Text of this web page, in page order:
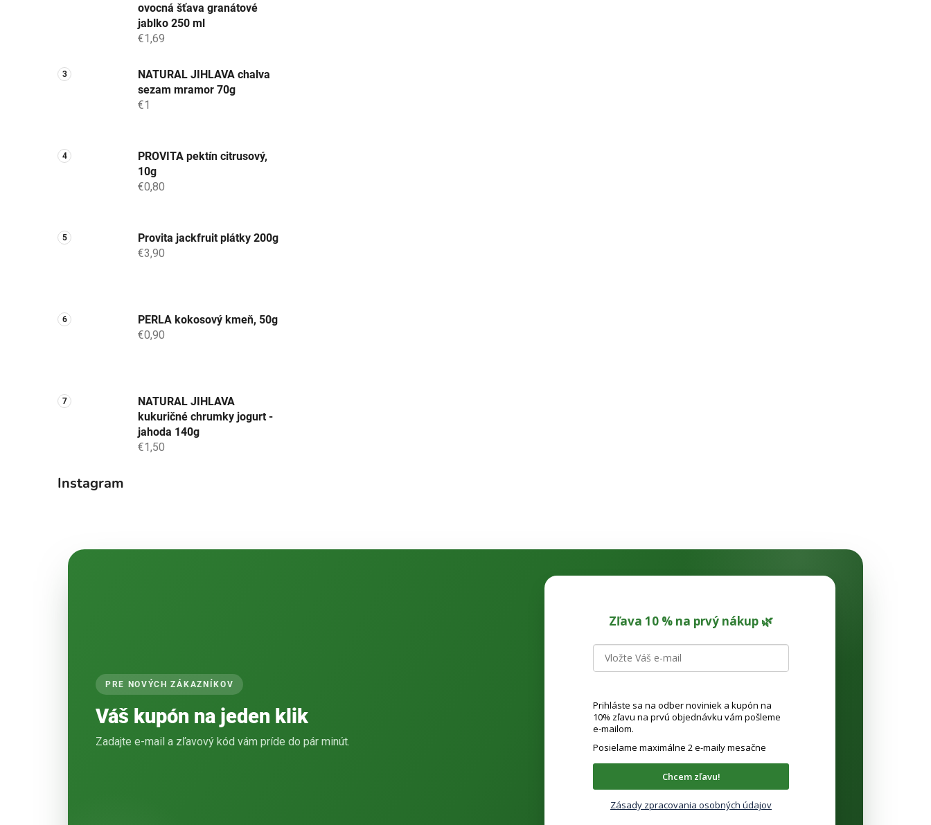
ovocná šťava granátové
jablko 250 ml
€1,69
NATURAL JIHLAVA chalva
sezam mramor 70g
€1
PROVITA pektín citrusový,
10g
€0,80
Provita jackfruit plátky 200g
€3,90
PERLA kokosový kmeň, 50g
€0,90
NATURAL JIHLAVA
kukuričné chrumky jogurt -
jahoda 140g
€1,50
Instagram
PRE NOVÝCH ZÁKAZNÍKOV
Váš kupón na jeden klik
Zadajte e-mail a zľavový kód vám príde do pár minút.
Zľava 10 % na prvý nákup 🌿
Prihláste sa na odber noviniek a kupón na
10% zľavu na prvú objednávku vám pošleme
e-mailom.
Posielame maximálne 2 e-maily mesačne
Chcem zľavu!
Zásady zpracovania osobných údajov